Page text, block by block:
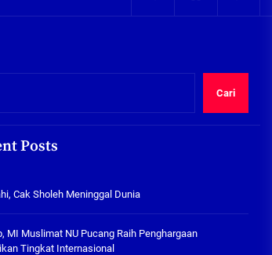
SDN Gilang II Tulangan
Mantap, MI Muslimat NU
Pucang Raih Penghargaan
Pendidikan Tingkat
Internasional
Cari
Posts
Cak Sholeh Meninggal Dunia
MI Muslimat NU Pucang Raih Penghargaan
Tingkat Internasional